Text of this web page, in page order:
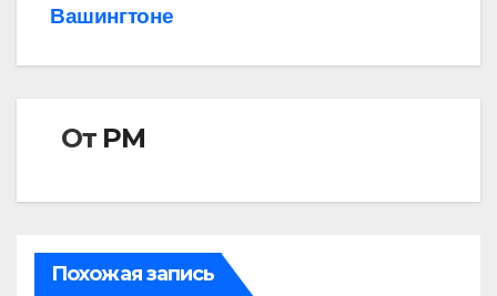
Вашингтоне
От РМ
Похожая запись